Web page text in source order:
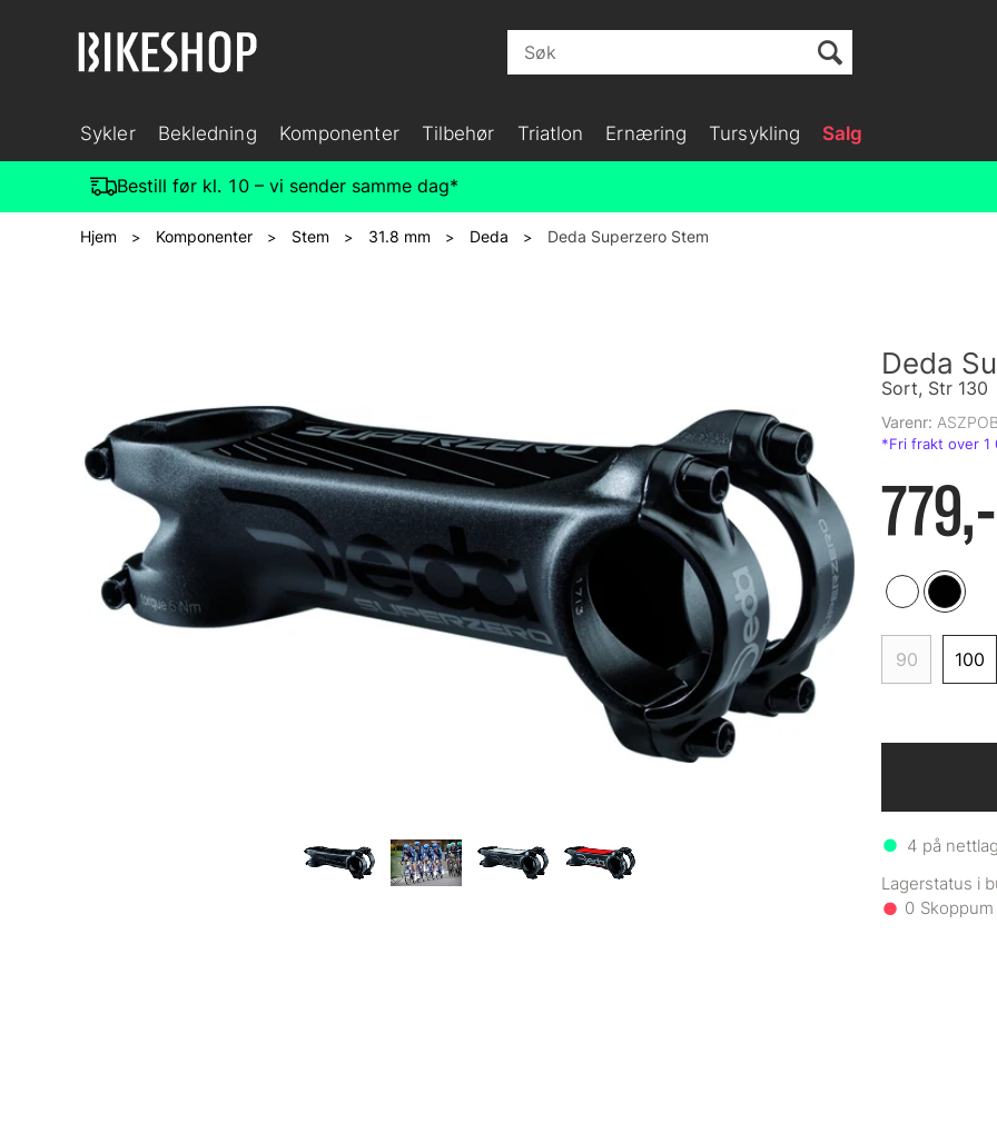
Sykler Bekledning Komponenter Tilbehør Triatlon Ernæring Tursykling Salg
Bestill før kl. 10 – vi sender samme dag*
Hjem > Komponenter > Stem > 31.8 mm > Deda > Deda Superzero Stem
Deda
Sort, Str 130
Varenr:
779,-
90 100
4 på
0